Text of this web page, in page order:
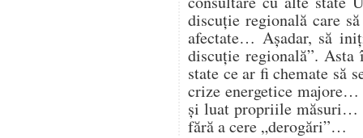
discuție regională care
afectate… Așadar, să
discuție regională”.
state ce ar fi chemate să
crize energetice
și luat propriile măsuri…
fără a cere „derogări”…